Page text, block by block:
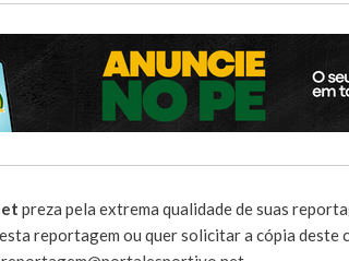
preza pela extrema qualidade de suas
reportagem ou quer solicitar a cópia deste